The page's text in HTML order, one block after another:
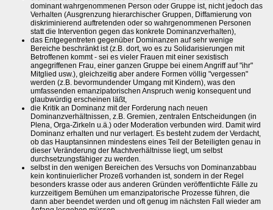
dominant wahrgenommenen Person oder Gruppe ist, nicht jedoch das
Verhalten (Ausgrenzung hierarchischer Gruppen, Diffamierung von
diskriminierend auftretenden oder so wahrgenommenen Personen
statt die Intervention gegen das konkrete Dominanzverhalten),
das Entgegentreten gegenüber Dominanzen auf sehr wenige
Bereiche beschränkt ist (z.B. dort, wo es zu Solidarisierungen mit
Betroffenen kommt - sei es vieler Frauen mit einer sexistisch
angegriffenen Frau, einer ganzen Gruppe bei einem Angriff auf "ihr"
Mitglied usw.), gleichzeitig aber andere Formen völlig "vergessen"
werden (z.B. bevormundender Umgang mit Kindern), was den
umfassenden emanzipatorischen Anspruch wenig konsequent und
glaubwürdig erscheinen läßt,
die Kritik an Dominanz mit der Forderung nach neuen
Dominanzverhältnissen, z.B. Gremien, zentralen Entscheidungen (in
Plena, Orga-Zirkeln u.ä.) oder Moderation verbunden wird. Damit wird
Dominanz erhalten und nur verlagert. Es besteht zudem der Verdacht,
ob das Hauptansinnen mindestens eines Teil der Beteiligten genau in
dieser Veränderung der Machtverhältnisse liegt, um selbst
durchsetzungsfähiger zu werden.
selbst in den wenigen Bereichen des Versuchs von Dominanzabbau
kein kontinuierlicher Prozeß vorhanden ist, sondern in der Regel
besonders krasse oder aus anderen Gründen veröffentlichte Fälle zu
kurzzeitigem Bemühen um emanzipatorische Prozesse führen, die
dann aber beendet werden und oft genug im nächsten Fall wieder am